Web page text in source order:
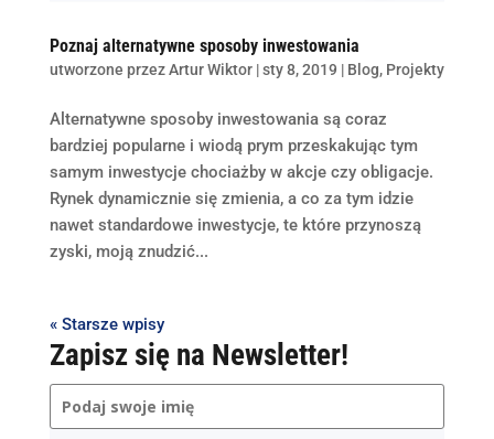
Poznaj alternatywne sposoby inwestowania
utworzone przezArtur Wiktor|sty 8, 2019 | Blog, Projekty
Alternatywne sposoby inwestowania są coraz
bardziej popularne i wiodą prym przeskakując tym
samym inwestycje chociażby w akcje czy obligacje.
Rynek dynamicznie się zmienia, a co za tym idzie
nawet standardowe inwestycje, te które przynoszą
zyski, moją znudzić...
« Starsze wpisy
Zapisz się na Newsletter!